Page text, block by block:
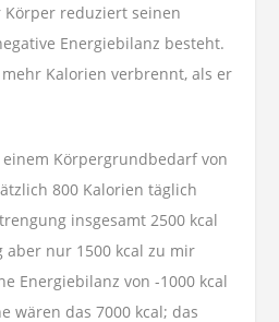
reduziert seinen
Energiebilanz besteht.
Kalorien verbrennt, als er
Körpergrundbedarf von
800 Kalorien täglich
insgesamt 2500 kcal
aber nur 1500 kcal zu mir
Energiebilanz von -1000 kcal
wären das 7000 kcal; das